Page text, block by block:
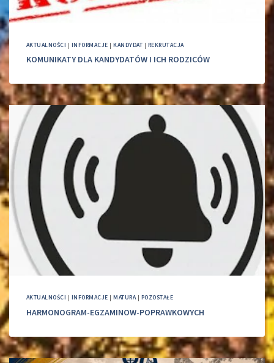
AKTUALNOŚCI | INFORMACJE |KANDYDAT | REKRUTACJA
KOMUNIKATY DLA KANDYDATÓW I ICH RODZICÓW
AKTUALNOŚCI | INFORMACJE |MATURA| POZOSTAŁE
HARMONOGRAM-EGZAMINOW-POPRAWKOWYCH